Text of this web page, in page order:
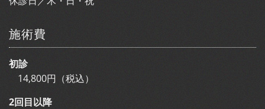
施術費
初診
14,800円（税込）
2回目以降